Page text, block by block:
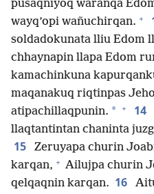
pusaqniyoq waranqa
wayq’opi wañuchirqan. +
soldadokunata lliu Edom
chhaynapin llapa Edom
kamachinkuna
maqanakuq riqtinpas
atipachillaqpunin. * + 14
llaqtantintan chaninta
15
Zeruyapa churin
karqan, + Ailujpa churin
qelqaqnin karqan. 16